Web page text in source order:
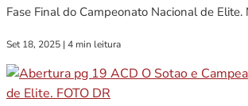
Fase Final do Campeonato Nacional de Elite.
Set 18, 2025 | 4 min leitura